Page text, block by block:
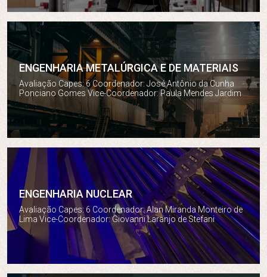
ENGENHARIA METALÚRGICA E DE MATERIAIS
Avaliação Capes: 6 Coordenador: José Antônio da Cunha
Ponciano Gomes Vice-Coordenador: Paula Mendes Jardim
Engenharia Metalúrgica e de Materiais
ENGENHARIA NUCLEAR
Avaliação Capes: 6 Coordenador: Alan Miranda Monteiro de
Lima Vice-Coordenador: Giovanni Laranjo de Stefani
Engenharia Nuclear